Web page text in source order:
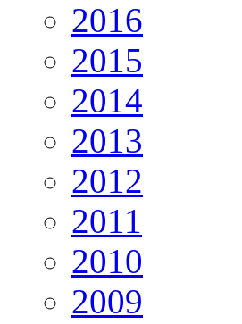
2016
2015
2014
2013
2012
2011
2010
2009